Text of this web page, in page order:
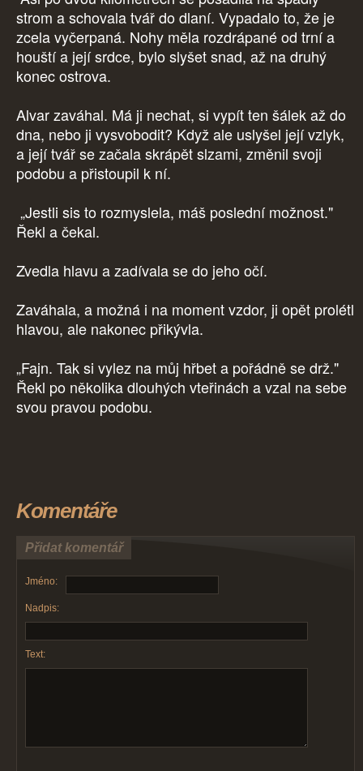
strom a schovala tvář do dlaní. Vypadalo to, že je
zcela vyčerpaná. Nohy měla rozdrápané od trní a
houští a její srdce, bylo slyšet snad, až na druhý
konec ostrova.
Alvar zaváhal. Má ji nechat, si vypít ten šálek až do
dna, nebo ji vysvobodit? Když ale uslyšel její vzlyk,
a její tvář se začala skrápět slzami, změnil svoji
podobu a přistoupil k ní.
„Jestli sis to rozmyslela, máš poslední možnost."
Řekl a čekal.
Zvedla hlavu a zadívala se do jeho očí.
Zaváhala, a možná i na moment vzdor, ji opět prolétl
hlavou, ale nakonec přikývla.
„Fajn. Tak si vylez na můj hřbet a pořádně se drž."
Řekl po několika dlouhých vteřinách a vzal na sebe
svou pravou podobu.
Komentáře
Přidat komentář
Jméno:
Nadpis:
Text: